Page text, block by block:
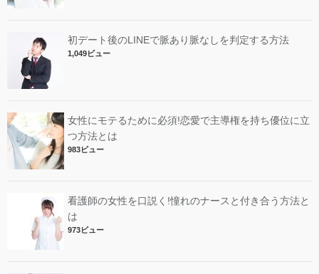
初デート後のLINEで脈あり脈なしを判定する方法
1,049ビュー
女性にモテるために必須!恋愛で主導権を持ち優位に立
つ方法とは
983ビュー
看護師の女性を口説く!憧れのナースと付き合う方法と
は
973ビュー